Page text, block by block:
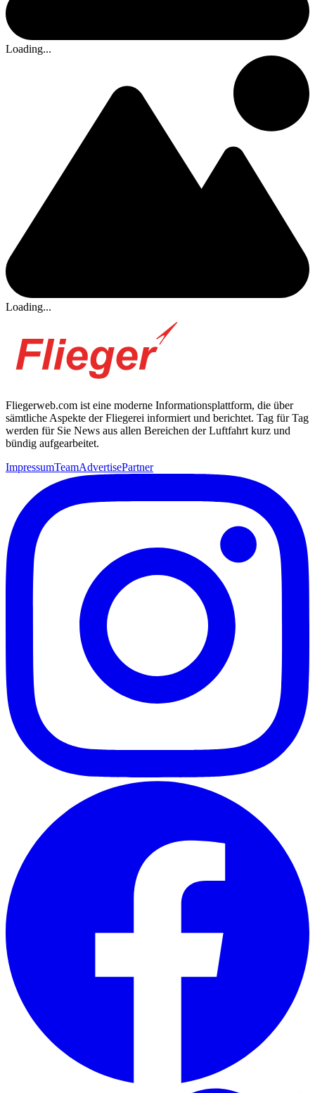
Loading...
Loading...
Fliegerweb.com ist eine moderne Informationsplattform, die über
sämtliche Aspekte der Fliegerei informiert und berichtet. Tag für Tag
werden für Sie News aus allen Bereichen der Luftfahrt kurz und
bündig aufgearbeitet.
ImpressumTeamAdvertisePartner